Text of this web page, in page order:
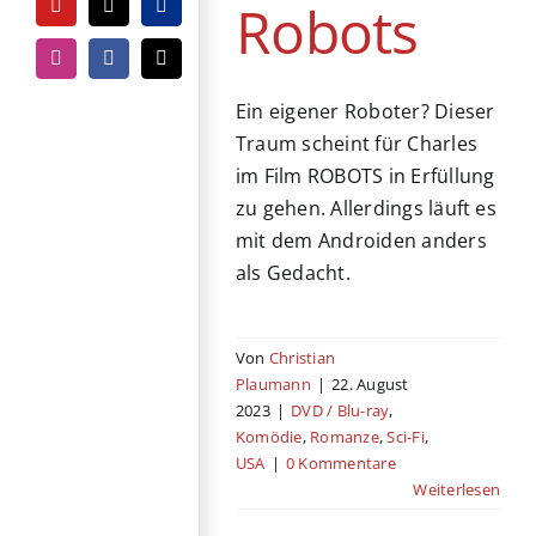
YouTubeTiktokPayPal
InstagramFacebook
E-
Mail
Robots
Ein eigener Roboter? Dieser
Traum scheint für Charles
im Film ROBOTS in Erfüllung
zu gehen. Allerdings läuft es
mit dem Androiden anders
als Gedacht.
Von Christian
Plaumann | 22. August
2023 | DVD / Blu-ray,
Komödie, Romanze,Sci-Fi,
USA | 0 Kommentare
Weiterlesen